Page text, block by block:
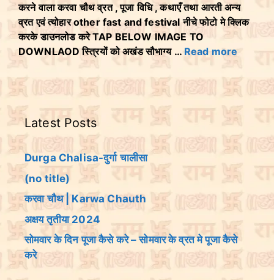
करने वाला करवा चौथ व्रत , पूजा विधि , कथाएँ तथा आरती अन्य
व्रत एवं त्योहार other fast and festival नीचे फोटो मे क्लिक
करके डाउनलोड करे TAP BELOW IMAGE TO
DOWNLAOD स्त्रियों को अखंड सौभाग्य … Read more
Latest Posts
Durga Chalisa-दुर्गा चालीसा
(no title)
करवा चौथ | Karwa Chauth
अक्षय तृतीया 2024
सोमवार के दिन पूजा कैसे करे – सोमवार के व्रत मे पूजा कैसे
करे